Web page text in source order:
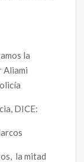
la
Aliami
DICE:
la mitad